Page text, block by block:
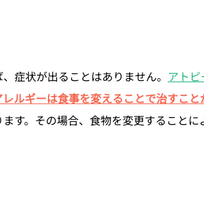
症状が出ることはありません。 アト
ルギーは食事を変えることで治すこと
す。その場合、食物を変更すること